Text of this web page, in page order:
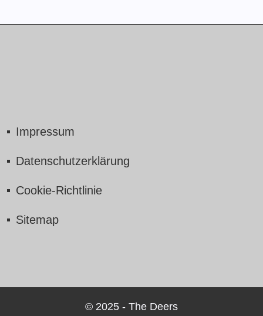
Impressum
Datenschutzerklärung
Cookie-Richtlinie
Sitemap
© 2025 - The Deers